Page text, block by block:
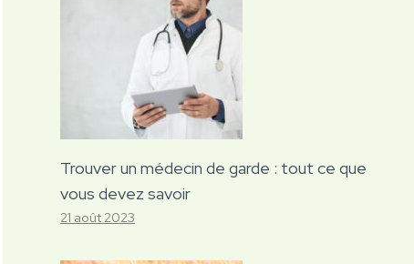
Trouver un médecin de garde : tout ce que
vous devez savoir
21 août 2023